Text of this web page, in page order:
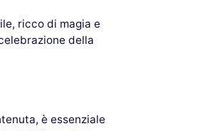
ricco di magia e
della
è essenziale